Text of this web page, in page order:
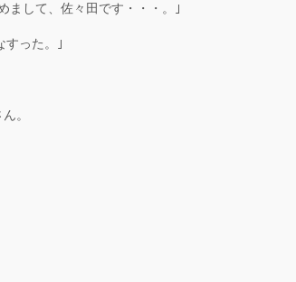
まして、佐々田です・・・。｣
すった。｣
。